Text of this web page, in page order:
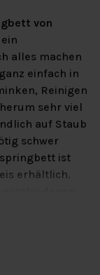
von
alles machen
einfach in
Reinigen
sehr viel
auf Staub
schwer
ist
erhältlich.